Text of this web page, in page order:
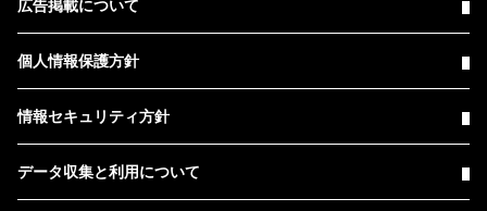
広告掲載について
個人情報保護方針
情報セキュリティ方針
データ収集と利用について